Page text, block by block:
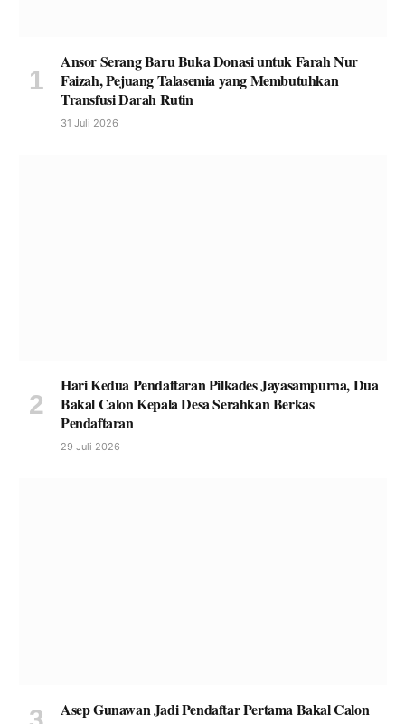
Ansor Serang Baru Buka Donasi untuk Farah Nur
Faizah, Pejuang Talasemia yang Membutuhkan
Transfusi Darah Rutin
31 Juli 2026
Hari Kedua Pendaftaran Pilkades Jayasampurna, Dua
Bakal Calon Kepala Desa Serahkan Berkas
Pendaftaran
29 Juli 2026
Asep Gunawan Jadi Pendaftar Pertama Bakal Calon